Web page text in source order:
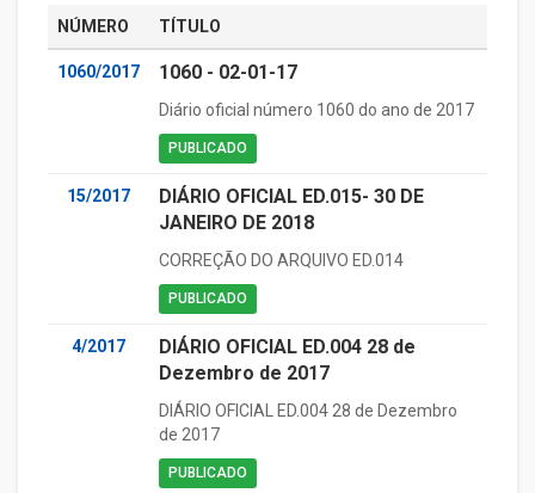
NÚMERO TÍTULO
1060/2017 1060 - 02-01-17
Diário oficial número 1060 do ano de 2017
PUBLICADO
15/2017
DIÁRIO OFICIAL ED.015- 30 DE
JANEIRO DE 2018
CORREÇÃO DO ARQUIVO ED.014
PUBLICADO
4/2017
DIÁRIO OFICIAL ED.004 28 de
Dezembro de 2017
DIÁRIO OFICIAL ED.004 28 de Dezembro
de 2017
PUBLICADO